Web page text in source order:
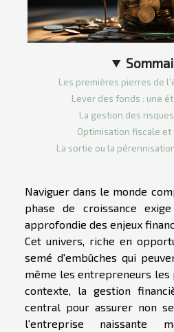
Les premières pierres de
Lever des fonds : une
La gestion des
Optimisation fiscale
La sortie ou la
Naviguer dans le monde
phase de croissance
approfondie des enjeux
Cet univers, riche en
semé d'embûches qui
même les entrepreneurs les
contexte, la gestion
central pour assurer non
l'entreprise naissante